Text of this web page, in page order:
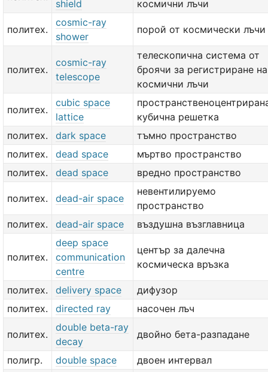
shield
космични лъчи
политех.
cosmic-ray
shower
порой от космически лъчи
политех.
cosmic-ray
telescope
телескопична система от
броячи за регистриране на
космични лъчи
политех.
cubic space
lattice
кубична решетка
политех.
dark space
тъмно пространство
политех.
dead space
мъртво пространство
политех.
dead space вредно пространство
политех. dead-air space
невентилируемо
пространство
политех.
dead-air space въздушна възглавница
политех.
deep space
communication
centre
център за далечна
космическа връзка
политех. delivery space
дифузор
политех.
directed ray насочен лъч
политех.
double beta-ray
decay
двойно бета-разпадане
полигр. double space двоен интервал